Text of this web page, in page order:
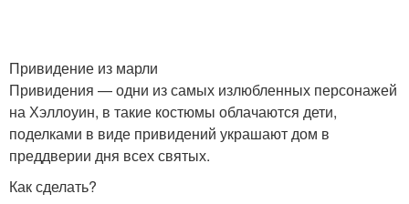
Привидение из марли
Привидения — одни из самых излюбленных персонажей
на Хэллоуин, в такие костюмы облачаются дети,
поделками в виде привидений украшают дом в
преддверии дня всех святых.
Как сделать?